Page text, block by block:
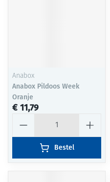
Anabox
Anabox Pildoos Week
Oranje
€ 11,79
Bestel